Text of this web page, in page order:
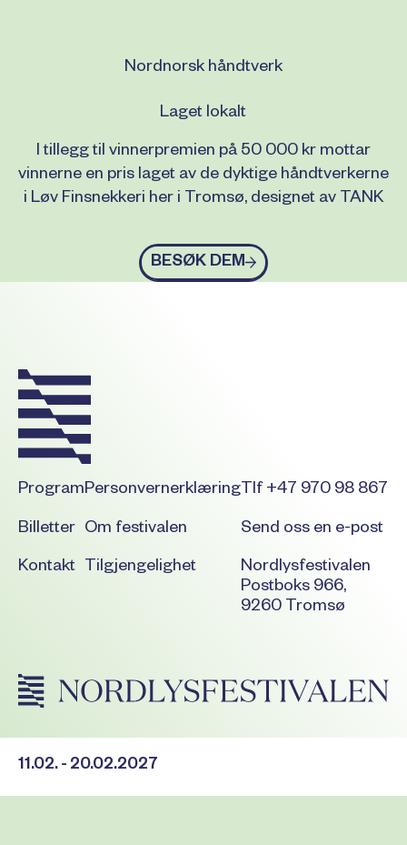
Nordnorsk håndtverk
Laget lokalt
I tillegg til vinnerpremien på 50 000 kr mottar
vinnerne en pris laget av de dyktige håndtverkerne
i Løv Finsnekkeri her i Tromsø, designet av TANK
Besøk dem
BESØK DEM
Program
Billetter
Kontakt
Personvernerklæring
Om festivalen
Tilgjengelighet
Tlf +47 970 98 867
Send oss en e-post
Nordlysfestivalen
Postboks 966,
9260 Tromsø
11.02. - 20.02.2027